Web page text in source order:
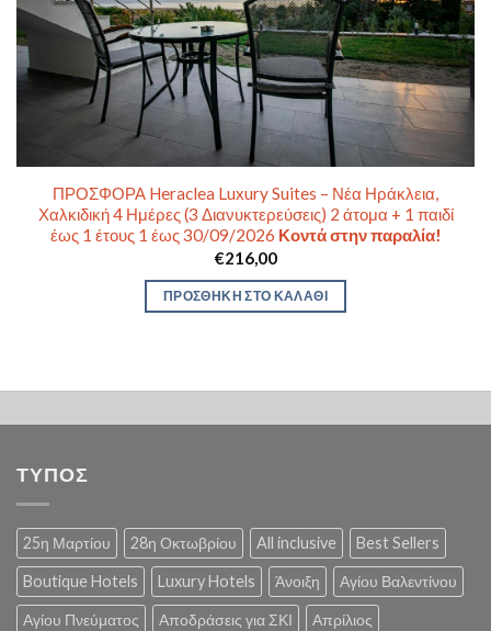
ΠΡΟΣΦΟΡΑ Heraclea Luxury Suites – Νέα Ηράκλεια,
Χαλκιδική 4 Ημέρες (3 Διανυκτερεύσεις) 2 άτομα + 1 παιδί
έως 1 έτους 1 έως 30/09/2026 Κοντά στην παραλία!
€216,00
ΠΡΟΣΘΉΚΗ ΣΤΟ ΚΑΛΆΘΙ
ΤΥΠΟΣ
25η Μαρτίου 28η Οκτωβρίου All inclusive Best Sellers
Boutique Hotels Luxury Hotels Άνοιξη Αγίου Βαλεντίνου
Αγίου Πνεύματος Αποδράσεις για ΣΚΙ Απρίλιος